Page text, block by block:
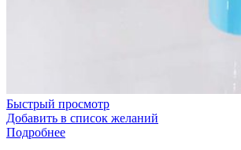
Быстрый просмотр
Добавить в список желаний
Подробнее